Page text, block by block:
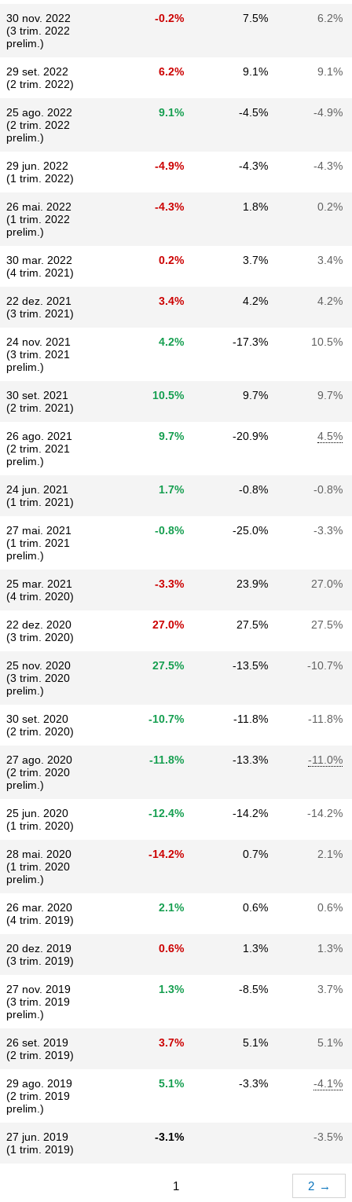
30 nov. 2022
(3 trim. 2022
prelim.)
-0.2% 7.5% 6.2%
29 set. 2022
(2 trim. 2022)
6.2% 9.1% 9.1%
25 ago. 2022
(2 trim. 2022
prelim.)
9.1% -4.5% -4.9%
29 jun. 2022
(1 trim. 2022)
-4.9% -4.3% -4.3%
26 mai. 2022
(1 trim. 2022
prelim.)
-4.3% 1.8% 0.2%
30 mar. 2022
(4 trim. 2021)
0.2% 3.7% 3.4%
22 dez. 2021
(3 trim. 2021)
3.4% 4.2% 4.2%
24 nov. 2021
(3 trim. 2021
prelim.)
4.2% -17.3% 10.5%
30 set. 2021
(2 trim. 2021)
10.5% 9.7% 9.7%
26 ago. 2021
(2 trim. 2021
prelim.)
9.7% -20.9% 4.5%
24 jun. 2021
(1 trim. 2021)
1.7% -0.8% -0.8%
27 mai. 2021
(1 trim. 2021
prelim.)
-0.8% -25.0% -3.3%
25 mar. 2021
(4 trim. 2020)
-3.3% 23.9% 27.0%
22 dez. 2020
(3 trim. 2020)
27.0% 27.5% 27.5%
25 nov. 2020
(3 trim. 2020
prelim.)
27.5% -13.5% -10.7%
30 set. 2020
(2 trim. 2020)
-10.7% -11.8% -11.8%
27 ago. 2020
(2 trim. 2020
prelim.)
-11.8% -13.3% -11.0%
25 jun. 2020
(1 trim. 2020)
-12.4% -14.2% -14.2%
28 mai. 2020
(1 trim. 2020
prelim.)
-14.2% 0.7% 2.1%
26 mar. 2020
(4 trim. 2019)
2.1% 0.6% 0.6%
20 dez. 2019
(3 trim. 2019)
0.6% 1.3% 1.3%
27 nov. 2019
(3 trim. 2019
prelim.)
1.3% -8.5% 3.7%
26 set. 2019
(2 trim. 2019)
3.7% 5.1% 5.1%
29 ago. 2019
(2 trim. 2019
prelim.)
5.1% -3.3% -4.1%
27 jun. 2019
(1 trim. 2019)
-3.1% -3.5%
1 2 →